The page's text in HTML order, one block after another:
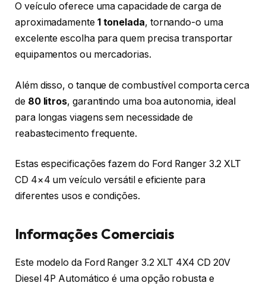
O veículo oferece uma capacidade de carga de
aproximadamente 1 tonelada, tornando-o uma
excelente escolha para quem precisa transportar
equipamentos ou mercadorias.
Além disso, o tanque de combustível comporta cerca
de 80 litros, garantindo uma boa autonomia, ideal
para longas viagens sem necessidade de
reabastecimento frequente.
Estas especificações fazem do Ford Ranger 3.2 XLT
CD 4×4 um veículo versátil e eficiente para
diferentes usos e condições.
Informações Comerciais
Este modelo da Ford Ranger 3.2 XLT 4X4 CD 20V
Diesel 4P Automático é uma opção robusta e